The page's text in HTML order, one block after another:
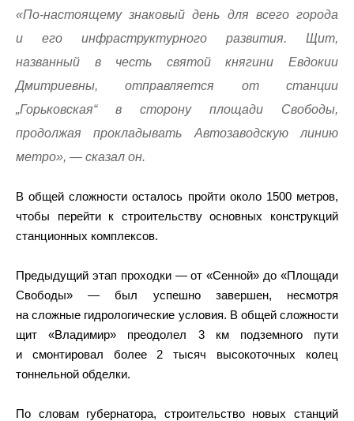
«По-настоящему знаковый день для всего города
и его инфраструктурного развития. Щит,
названный в честь святой княгини Евдокии
Дмитриевны, отправляется от станции
„Горьковская“ в сторону площади Свободы,
продолжая прокладывать Автозаводскую линию
метро», — сказал он.
В общей сложности осталось пройти около 1500 метров,
чтобы перейти к строительству основных конструкций
станционных комплексов.
Предыдущий этап проходки — от «Сенной» до «Площади
Свободы» — был успешно завершен, несмотря
на сложные гидрологические условия. В общей сложности
щит «Владимир» преодолел 3 км подземного пути
и смонтировал более 2 тысяч высокоточных колец
тоннельной обделки.
По словам губернатора, строительство новых станций